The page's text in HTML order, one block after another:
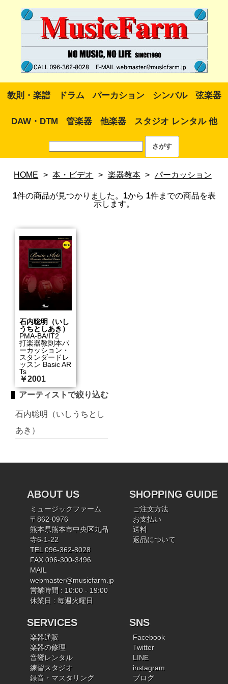
教則・楽譜 ドラム パーカション シンバル 弦楽器
DAW・DTM 管楽器 他楽器 スタジオ レンタル 他
HOME > 本・ビデオ > 楽器教本 > パーカッション
1件の商品が見つかりました。 1から 1件までの商品を表
示します。
石内聡明（いし
うちとしあき）
PMA-BA/IT2
打楽器教則本パ
ーカッション・
スタンダードレ
ッスン Basic AR
Ts
￥2001
アーティストで絞り込む
石内聡明（いしうちとし
あき）
ABOUT US
ミュージックファーム
〒862-0976
熊本県熊本市中央区九品
寺6-1-22
TEL 096-362-8028
FAX 096-300-3496
MAIL
webmaster@musicfarm.jp
営業時間 : 10:00 - 19:00
休業日 : 毎週火曜日
SHOPPING GUIDE
ご注文方法
お支払い
送料
返品について
SERVICES
楽器通販
楽器の修理
音響レンタル
練習スタジオ
録音・マスタリング
SNS
Facebook
Twitter
LINE
instagram
ブログ